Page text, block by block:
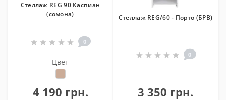
Стеллаж REG 90 Каспиан
(сомона)
0
Цвет
4 190 грн.
Стеллаж REG/60 - Порто (БРВ)
0
3 350 грн.